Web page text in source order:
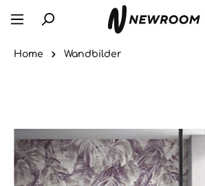
Home Wandbilder